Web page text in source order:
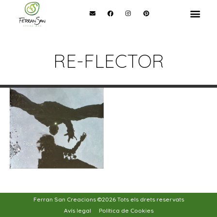
RE-FLECTOR
Ferran San Creacions ©2026 Tots els drets reservats
Avís legal
Política de Cookies